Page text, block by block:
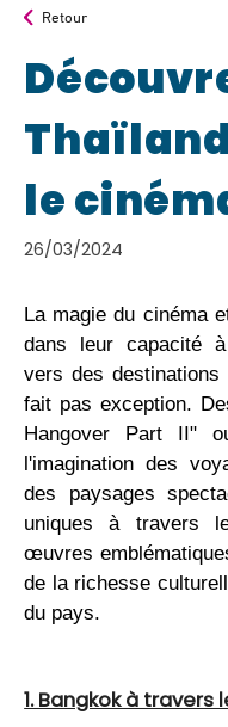
Retour
le
26/03/2024
La magie du cinéma
dans leur capacité
vers des
fait pas exception.
Hangover Part II"
l'imagination des
des paysages
uniques à travers
œuvres
de la richesse
du pays.
1. Bangkok à